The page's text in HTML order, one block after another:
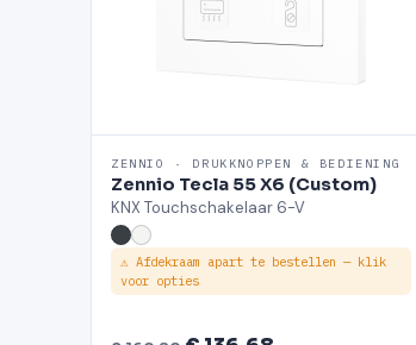
ZENNIO · DRUKKNOPPEN & BEDIENING
Zennio Tecla 55 X6 (Custom)
KNX Touchschakelaar 6-V
⚠ Afdekraam apart te bestellen — klik
voor opties